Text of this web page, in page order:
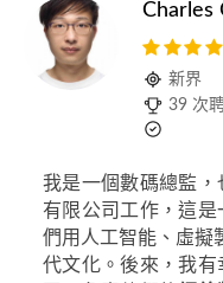
Charles
新界
39 次
我是一個數碼總監
有限公司工作，這
們用人工智能、虛擬
代文化。後來，我